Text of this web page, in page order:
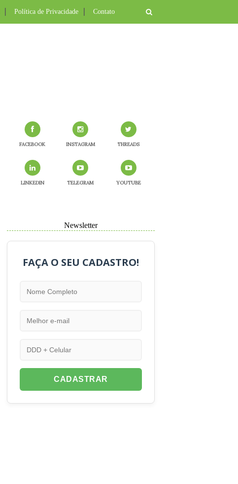
Política de Privacidade Contato
FACEBOOK INSTAGRAM THREADS
LINKEDIN TELEGRAM YOUTUBE
Newsletter
FAÇA O SEU CADASTRO!
CADASTRAR